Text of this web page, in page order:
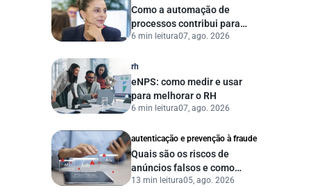
Como a automação de
processos contribui para
uma gestão pública mais
6 min leitura07, ago. 2026
rh
eNPS: como medir e usar
para melhorar o RH
6 min leitura07, ago. 2026
autenticação e prevenção à fraude
Quais são os riscos de
anúncios falsos e como
proteger seu negócio?
13 min leitura05, ago. 2026